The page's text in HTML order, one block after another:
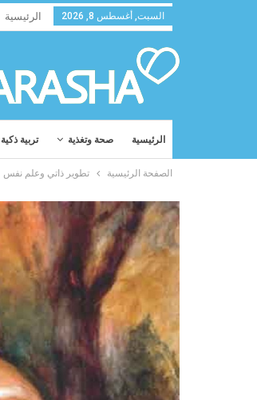
السبت, أغسطس 8, 2026 الرئيسية
الرئيسية صحة وتغذية تربية ذكية
الصفحة الرئيسية تطوير ذاتي وعلم نفس